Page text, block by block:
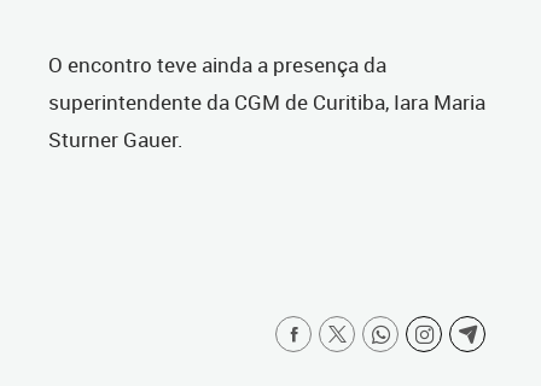
O encontro teve ainda a presença da
superintendente da CGM de Curitiba, Iara Maria
Sturner Gauer.